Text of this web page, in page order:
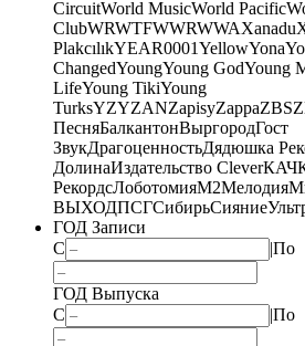
CircuitWorld MusicWorld Pacific
ClubWRWTFWWRWWAXanadu
PlakcılıkYEAR0001YellowYona
ChangedYoungYoung GodYoung
LifeYoung TikiYoung
TurksYZYZANZapisyZappaZBS
ПесняБалкантонВыргородГост
ЗвукДрагоценностьДядюшка
ДолинаИздательство CleverКАЧ
РекордсЛоботомияМ2Мелодия
ВЫХОДПСГСибирьСияние
ГОД Записи
С
|По
ГОД Выпуска
С
|По